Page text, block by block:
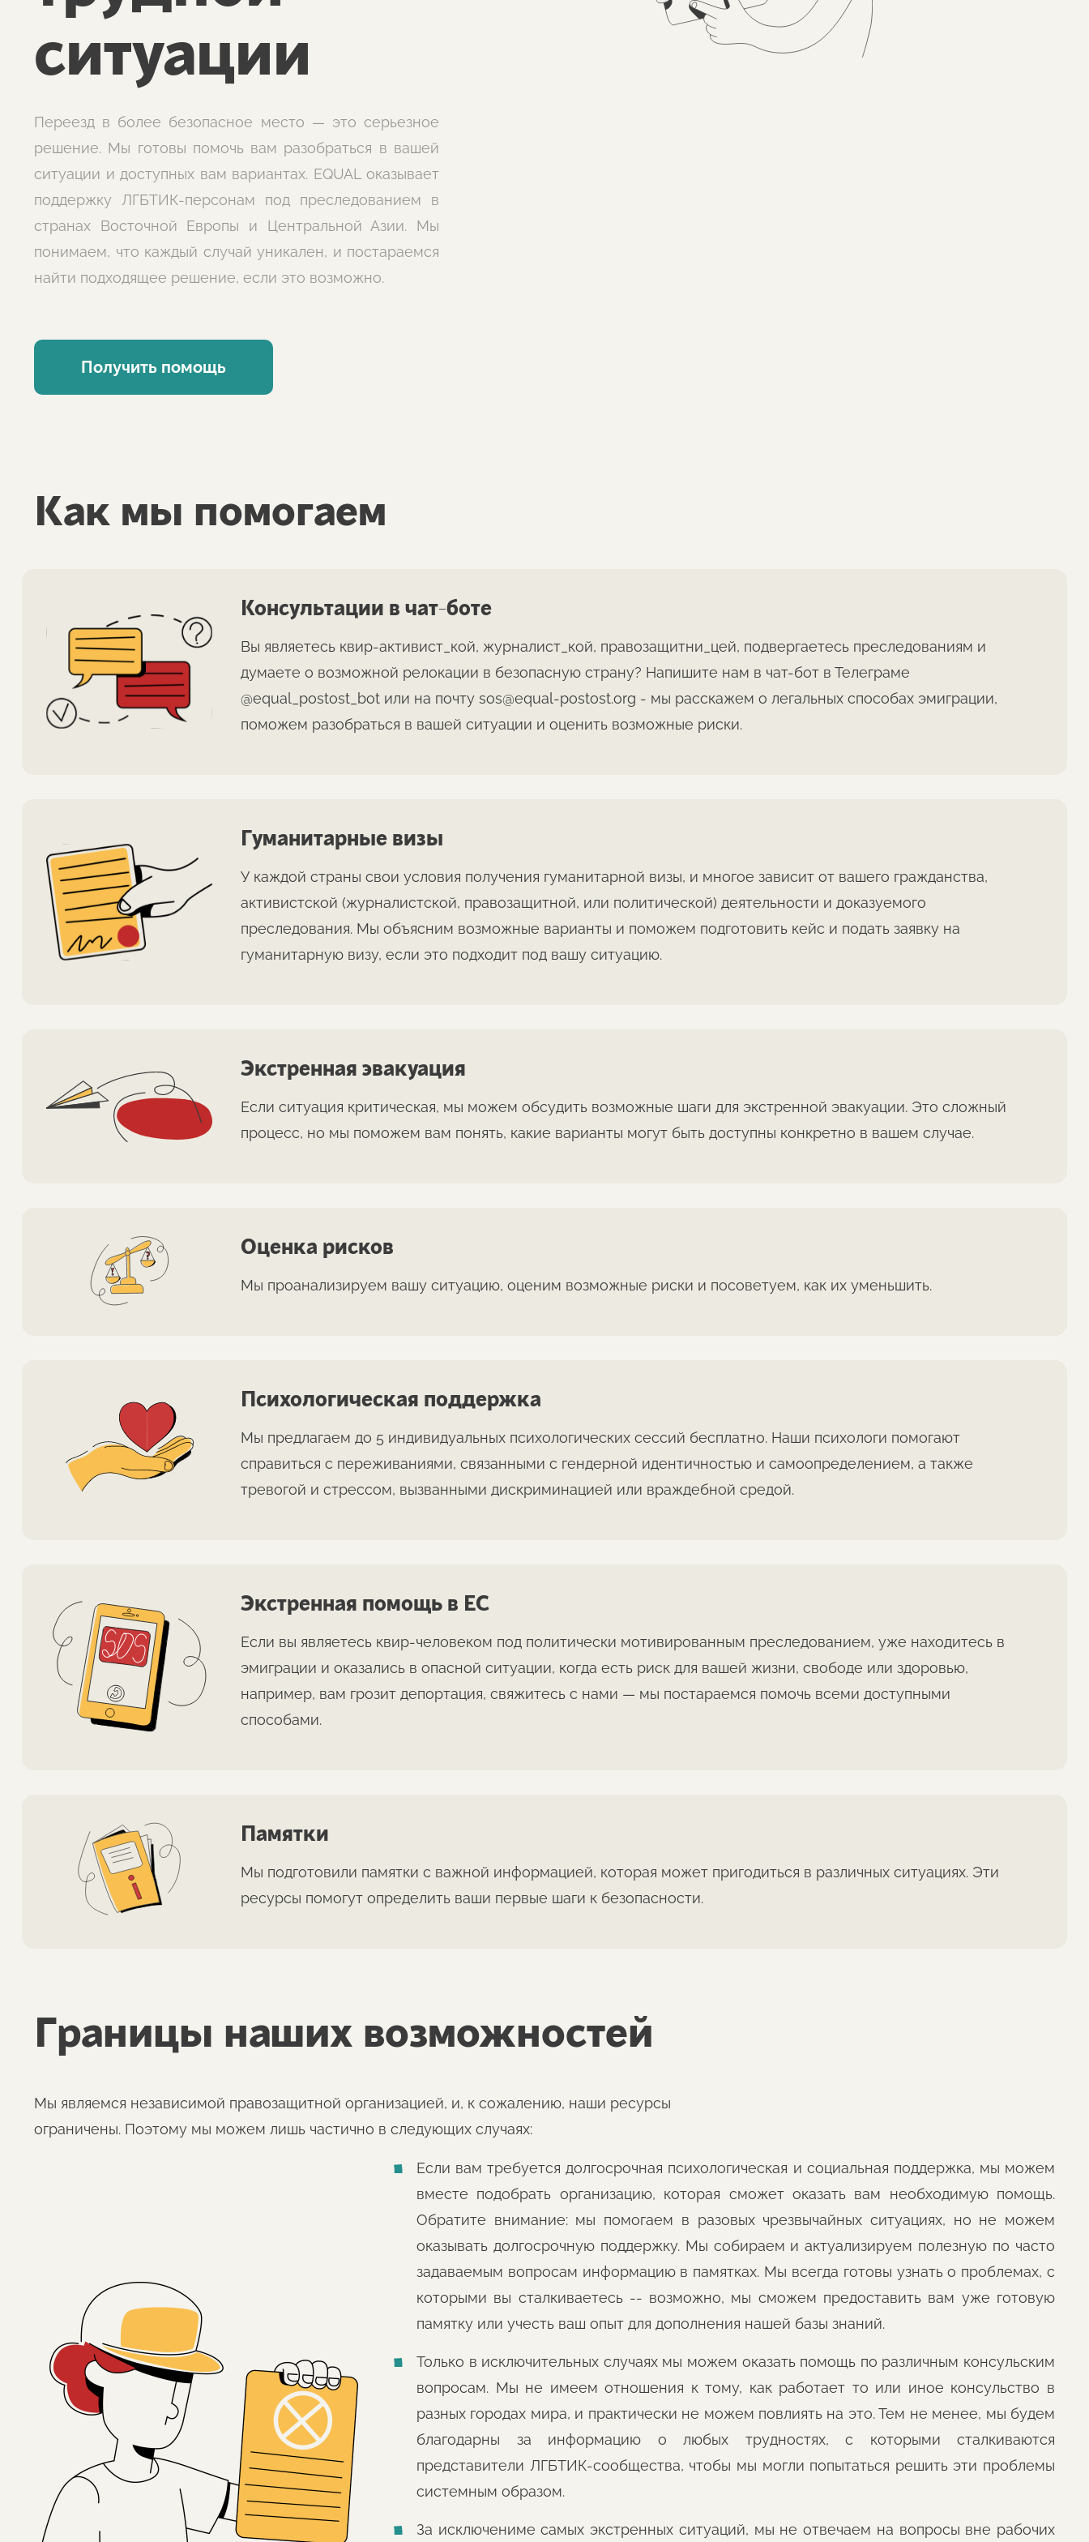
ситуации
Переезд в более безопасное место — это серьезное
решение. Мы готовы помочь вам разобраться в вашей
ситуации и доступных вам вариантах. EQUAL оказывает
поддержку ЛГБТИК-персонам под преследованием в
странах Восточной Европы и Центральной Азии. Мы
понимаем, что каждый случай уникален, и постараемся
найти подходящее решение, если это возможно.
Получить помощь
Как мы помогаем
Консультации в чат-боте
Вы являетесь квир-активист_кой, журналист_кой, правозащитни_цей, подвергаетесь преследованиям и
думаете о возможной релокации в безопасную страну? Напишите нам в чат-бот в Телеграме
@equal_postost_bot или на почту sos@equal-postost.org - мы расскажем о легальных способах эмиграции,
поможем разобраться в вашей ситуации и оценить возможные риски.
Гуманитарные визы
У каждой страны свои условия получения гуманитарной визы, и многое зависит от вашего гражданства,
активистской (журналистской, правозащитной, или политической) деятельности и доказуемого
преследования. Мы объясним возможные варианты и поможем подготовить кейс и подать заявку на
гуманитарную визу, если это подходит под вашу ситуацию.
Экстренная эвакуация
Если ситуация критическая, мы можем обсудить возможные шаги для экстренной эвакуации. Это сложный
процесс, но мы поможем вам понять, какие варианты могут быть доступны конкретно в вашем случае.
Оценка рисков
Мы проанализируем вашу ситуацию, оценим возможные риски и посоветуем, как их уменьшить.
Психологическая поддержка
Мы предлагаем до 5 индивидуальных психологических сессий бесплатно. Наши психологи помогают
справиться с переживаниями, связанными с гендерной идентичностью и самоопределением, а также
тревогой и стрессом, вызванными дискриминацией или враждебной средой.
Экстренная помощь в ЕС
Если вы являетесь квир-человеком под политически мотивированным преследованием, уже находитесь в
эмиграции и оказались в опасной ситуации, когда есть риск для вашей жизни, свободе или здоровью,
например, вам грозит депортация, свяжитесь с нами — мы постараемся помочь всеми доступными
способами.
Памятки
Мы подготовили памятки с важной информацией, которая может пригодиться в различных ситуациях. Эти
ресурсы помогут определить ваши первые шаги к безопасности.
Границы наших возможностей
Мы являемся независимой правозащитной организацией, и, к сожалению, наши ресурсы
ограничены. Поэтому мы можем лишь частично в следующих случаях:
Если вам требуется долгосрочная психологическая и социальная поддержка, мы можем
вместе подобрать организацию, которая сможет оказать вам необходимую помощь.
Обратите внимание: мы помогаем в разовых чрезвычайных ситуациях, но не можем
оказывать долгосрочную поддержку. Мы собираем и актуализируем полезную по часто
задаваемым вопросам информацию в памятках. Мы всегда готовы узнать о проблемах, с
которыми вы сталкиваетесь -- возможно, мы сможем предоставить вам уже готовую
памятку или учесть ваш опыт для дополнения нашей базы знаний.
Только в исключительных случаях мы можем оказать помощь по различным консульским
вопросам. Мы не имеем отношения к тому, как работает то или иное консульство в
разных городах мира, и практически не можем повлиять на это. Тем не менее, мы будем
благодарны за информацию о любых трудностях, с которыми сталкиваются
представители ЛГБТИК-сообщества, чтобы мы могли попытаться решить эти проблемы
системным образом.
За исключениме самых экстренных ситуаций, мы не отвечаем на вопросы вне рабочих